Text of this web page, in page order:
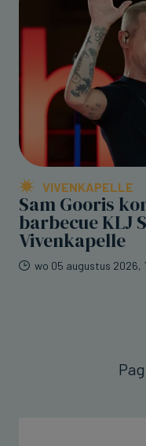
VIVENKAPELLE
Sam Gooris
barbecue KLJ
Vivenkapelle
wo 05 augustus 2026,